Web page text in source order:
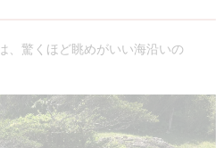
、驚くほど眺めがいい海沿いの